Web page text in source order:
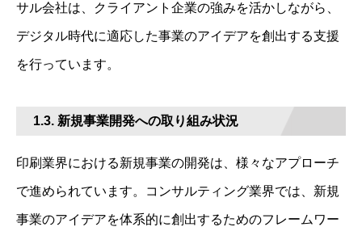
サル会社は、クライアント企業の強みを活かしながら、
デジタル時代に適応した事業のアイデアを創出する支援
を行っています。
1.3. 新規事業開発への取り組み状況
印刷業界における新規事業の開発は、様々なアプローチ
で進められています。コンサルティング業界では、新規
事業のアイデアを体系的に創出するためのフレームワー